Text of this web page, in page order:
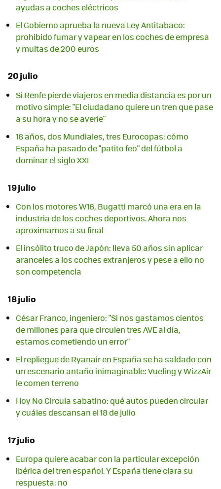
ayudas a coches eléctricos
El Gobierno aprueba la nueva Ley Antitabaco:
prohibido fumar y vapear en los coches de empresa
y multas de 200 euros
20 julio
Si Renfe pierde viajeros en media distancia es por un
motivo simple: "El ciudadano quiere un tren que pase
a su hora y no se averíe"
18 años, dos Mundiales, tres Eurocopas: cómo
España ha pasado de "patito feo" del fútbol a
dominar el siglo XXI
19 julio
Con los motores W16, Bugatti marcó una era en la
industria de los coches deportivos. Ahora nos
aproximamos a su final
El insólito truco de Japón: lleva 50 años sin aplicar
aranceles a los coches extranjeros y pese a ello no
son competencia
18 julio
César Franco, ingeniero: "Si nos gastamos cientos
de millones para que circulen tres AVE al día,
estamos cometiendo un error"
El repliegue de Ryanair en España se ha saldado con
un escenario antaño inimaginable: Vueling y WizzAir
le comen terreno
Hoy No Circula sabatino: qué autos pueden circular
y cuáles descansan el 18 de julio
17 julio
Europa quiere acabar con la particular excepción
ibérica del tren español. Y España tiene clara su
respuesta: no